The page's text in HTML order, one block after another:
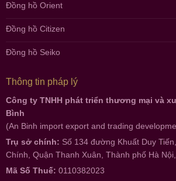
Đồng hồ Orient
Đồng hồ Citizen
Đồng hồ Seiko
Thông tin pháp lý
Công ty TNHH phát triển thương mại và
Bình
(An Binh import export and trading
Trụ sở chính: Số 134 đường Khuất Duy
Chính, Quận Thanh Xuân, Thành phố Hà
Mã Số Thuế: 0110382023